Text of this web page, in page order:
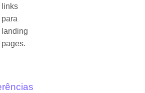
links
para
landing
pages.